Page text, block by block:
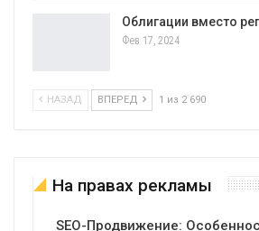
Облигации вместо
Фев 17, 2024
НАЗАД ВПЕРЕД 1 из 2 690
На правах рекламы
SEO-Продвижение: